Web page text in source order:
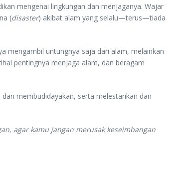
mengenai lingkungan dan menjaganya. Wajar
(disaster) akibat alam yang selalu—terus—tiada
mengambil untungnya saja dari alam, melainkan
pentingnya menjaga alam, dan beragam
membudidayakan, serta melestarikan dan
agar kamu jangan merusak keseimbangan